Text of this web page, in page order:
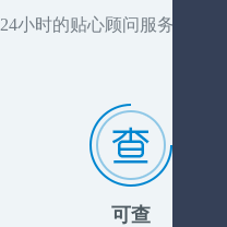
24小时的贴心顾问服务，推
可查